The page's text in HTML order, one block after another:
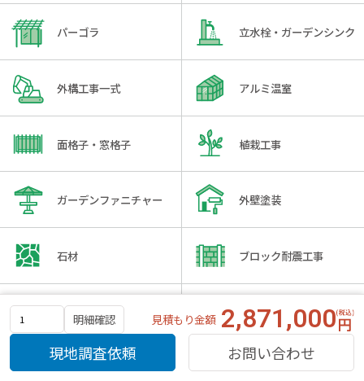
明細確認 見積もり金額 2,871,000
現地調査依頼 お問い合わせ
パーゴラ 立水栓・ガーデンシンク
外構工事一式 アルミ温室
面格子・窓格子 植栽工事
ガーデンファニチャー 外壁塗装
石材 ブロック耐震工事
引き戸ゲート エントランスルーフ
メーカーで選ぶ